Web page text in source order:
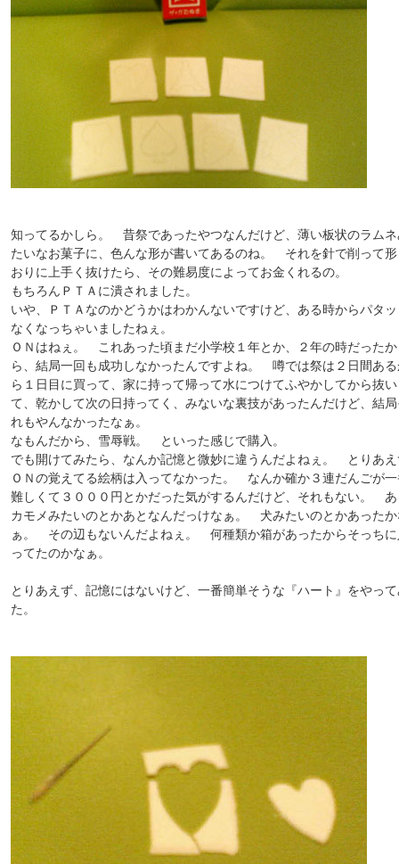
知ってるかしら。 昔祭であったやつなんだけど、薄い板状のラム
たいなお菓子に、色んな形が書いてあるのね。 それを針で削って
おりに上手く抜けたら、その難易度によってお金くれるの。
もちろんＰＴＡに潰されました。
いや、ＰＴＡなのかどうかはわかんないですけど、ある時からパタ
なくなっちゃいましたねぇ。
ＯＮはねぇ。 これあった頃まだ小学校１年とか、２年の時だったか
ら、結局一回も成功しなかったんですよね。 噂では祭は２日間あ
ら１日目に買って、家に持って帰って水につけてふやかしてから抜い
て、乾かして次の日持ってく、みないな裏技があったんだけど、結
れもやんなかったなぁ。
なもんだから、雪辱戦。 といった感じで購入。
でも開けてみたら、なんか記憶と微妙に違うんだよねぇ。 とりあ
ＯＮの覚えてる絵柄は入ってなかった。 なんか確か３連だんごが
難しくて３０００円とかだった気がするんだけど、それもない。
カモメみたいのとかあとなんだっけなぁ。 犬みたいのとかあった
ぁ。 その辺もないんだよねぇ。 何種類か箱があったからそっち
ってたのかなぁ。
とりあえず、記憶にはないけど、一番簡単そうな『ハート』をやっ
た。